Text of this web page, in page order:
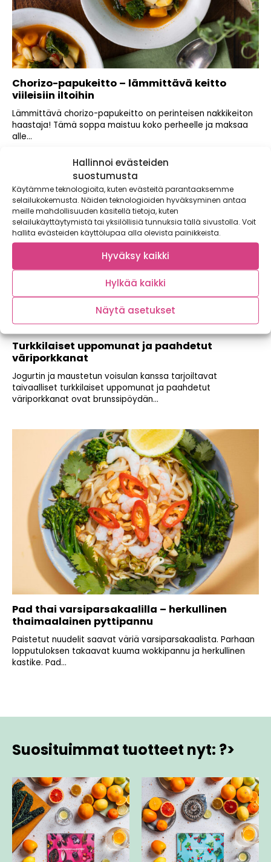
Hallinnoi evästeiden
suostumusta
Käytämme teknologioita, kuten evästeitä parantaaksemme
selailukokemusta. Näiden teknologioiden hyväksyminen antaa
meille mahdollisuuden käsitellä tietoja, kuten
selailukäyttäytymistä tai yksilöllisiä tunnuksia tällä sivustolla. Voit
hallita evästeiden käyttölupaa alla olevista painikkeista.
Hyväksy kaikki
Hylkää kaikki
Näytä asetukset
Chorizo-papukeitto – lämmittävä keitto
viileisiin iltoihin
Lämmittävä chorizo-papukeitto on perinteisen nakkikeiton
haastaja! Tämä soppa maistuu koko perheelle ja maksaa
alle...
Turkkilaiset uppomunat ja paahdetut
väriporkkanat
Jogurtin ja maustetun voisulan kanssa tarjoiltavat
taivaalliset turkkilaiset uppomunat ja paahdetut
väriporkkanat ovat brunssipöydän...
Pad thai varsiparsakaalilla – herkullinen
thaimaalainen pyttipannu
Paistetut nuudelit saavat väriä varsiparsakaalista. Parhaan
lopputuloksen takaavat kuuma wokkipannu ja herkullinen
kastike. Pad...
Suosituimmat tuotteet nyt: ?>